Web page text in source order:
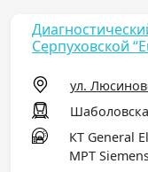
Серпуховской
ул.
КТ General
МРТ